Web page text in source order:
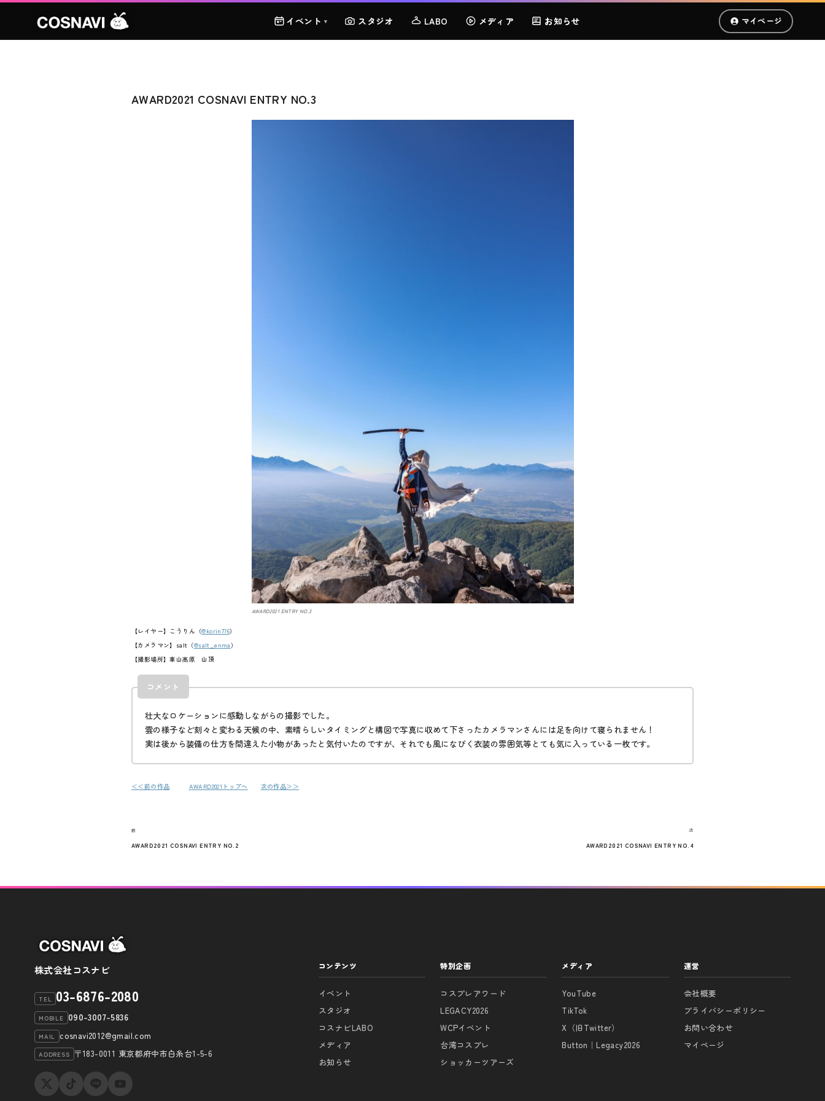
イベント ▾ スタジオ LABO メディア お知らせ マイページ
AWARD2021 COSNAVI ENTRY NO.3
AWARD2021 ENTRY NO.3
【レイヤー】こうりん （@korin776）
【カメラマン】salt （@salt_enma）
【撮影場所】車山高原 山頂
コメント
壮大なロケーションに感動しながらの撮影でした。
雲の様子など刻々と変わる天候の中、素晴らしいタイミングと構図で写真に収めて下さったカメラマンさんには足を向けて寝られません！
実は後から装備の仕方を間違えた小物があったと気付いたのですが、 それでも風になびく衣装の雰囲気等とても気に入っている一枚です。
＜＜前の作品 AWARD2021トップへ 次の作品＞＞
投
稿
ゲ
過
去
稿
前
AWARD2021 COSNAVI ENTRY NO.2
次
AWARD2021 COSNAVI ENTRY NO.4
株式会社コスナビ
TEL 03-6876-2080
MOBILE 090-3007-5836
MAIL cosnavi2012@gmail.com
ADDRESS 〒183-0011 東京都府中市白糸台1-5-6
コンテンツ
イベント
スタジオ
コスナビLABO
メディア
お知らせ
特別企画
コスプレアワード
LEGACY2026
WCPイベント
台湾コスプレ
ショッカーツアーズ
メディア
YouTube
TikTok
X（旧Twitter）
Button｜Legacy2026
運営
会社概要
プライバシーポリシー
お問い合わせ
マイページ